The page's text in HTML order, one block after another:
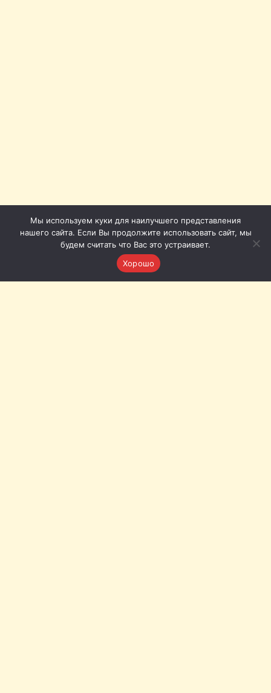
Мы используем куки для наилучшего представления
нашего сайта. Если Вы продолжите использовать сайт, мы
будем считать что Вас это устраивает.
Хорошо